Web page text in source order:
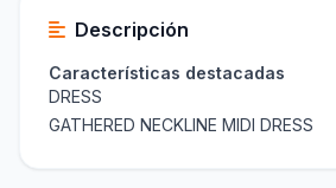
Descripción
Características destacadas
DRESS
GATHERED NECKLINE MIDI DRESS